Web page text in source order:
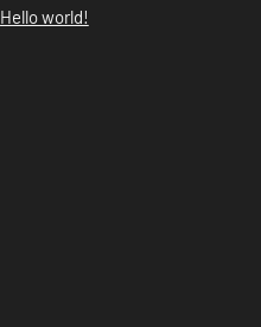
Hello world!